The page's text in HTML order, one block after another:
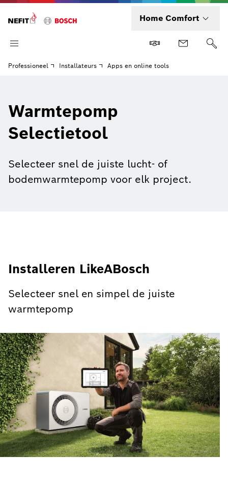
Home Comfort
Professioneel Installateurs Apps en online tools
Warmtepomp
Selectietool
Selecteer snel de juiste lucht- of
bodemwarmtepomp voor elk project.
Installeren LikeABosch
Selecteer snel en simpel de juiste
warmtepomp